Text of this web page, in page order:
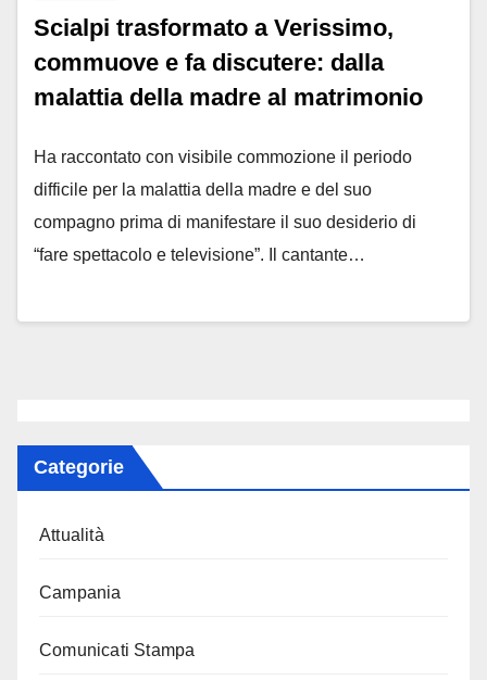
Scialpi trasformato a Verissimo,
commuove e fa discutere: dalla
malattia della madre al matrimonio
Ha raccontato con visibile commozione il periodo
difficile per la malattia della madre e del suo
compagno prima di manifestare il suo desiderio di
“fare spettacolo e televisione”. Il cantante…
Categorie
Attualità
Campania
Comunicati Stampa